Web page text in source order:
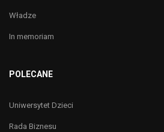
Władze
In memoriam
POLECANE
Uniwersytet Dzieci
Rada Biznesu